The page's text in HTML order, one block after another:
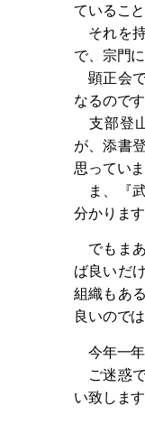
ているこ
それを持
で、宗門
顕正会で
なるのです
支部登
が、添書
思っていま
ま、『武
分かります
でもまあ
ば良いだ
組織もあ
良いので
今年一年
ご迷惑で
い致します